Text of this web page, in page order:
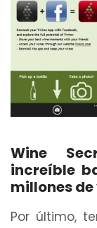
Wine
increíble
millones
Por último,